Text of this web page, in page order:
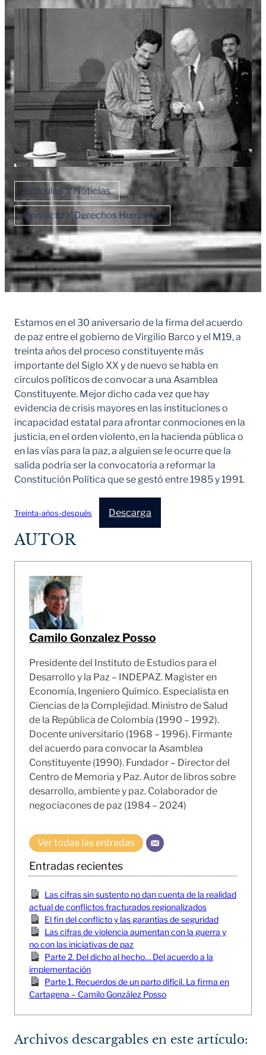
Artículos Y Noticias
Conflicto Y Derechos Humanos
Estamos en el 30 aniversario de la firma del acuerdo
de paz entre el gobierno de Virgilio Barco y el M19, a
treinta años del proceso constituyente más
importante del Siglo XX y de nuevo se habla en
círculos políticos de convocar a una Asamblea
Constituyente. Mejor dicho cada vez que hay
evidencia de crisis mayores en las instituciones o
incapacidad estatal para afrontar conmociones en la
justicia, en el orden violento, en la hacienda pública o
en las vías para la paz, a alguien se le ocurre que la
salida podría ser la convocatoria a reformar la
Constitución Política que se gestó entre 1985 y 1991.
Treinta-años-después Descarga
AUTOR
Camilo Gonzalez Posso
Presidente del Instituto de Estudios para el
Desarrollo y la Paz – INDEPAZ. Magister en
Economía, Ingeniero Químico. Especialista en
Ciencias de la Complejidad. Ministro de Salud
de la República de Colombia (1990 – 1992).
Docente universitario (1968 – 1996). Firmante
del acuerdo para convocar la Asamblea
Constituyente (1990). Fundador – Director del
Centro de Memoria y Paz. Autor de libros sobre
desarrollo, ambiente y paz. Colaborador de
negociacones de paz (1984 – 2024)
Ver todas las entradas
Entradas recientes
Las cifras sin sustento no dan cuenta de la realidad
actual de conflictos fracturados regionalizados
El fin del conflicto y las garantías de seguridad
Las cifras de violencia aumentan con la guerra y
no con las iniciativas de paz
Parte 2. Del dicho al hecho… Del acuerdo a la
implementación
Parte 1. Recuerdos de un parto difícil. La firma en
Cartagena – Camilo González Posso
Archivos descargables en este artículo: